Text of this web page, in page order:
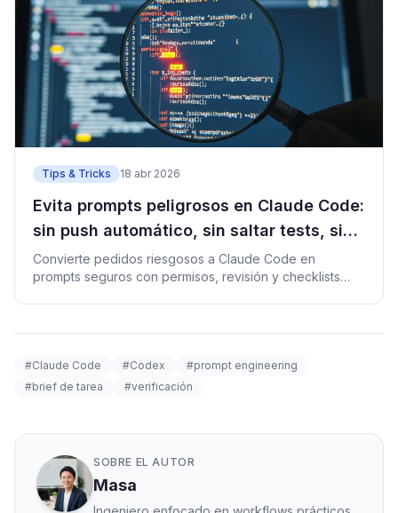
Tips & Tricks 18 abr 2026
Evita prompts peligrosos en Claude Code:
sin push automático, sin saltar tests, sin
arreglos vagos
Convierte pedidos riesgosos a Claude Code en
prompts seguros con permisos, revisión y checklists
#Claude Code #Codex
#prompt engineering
#brief de tarea
#verificación
SOBRE EL AUTOR
Masa